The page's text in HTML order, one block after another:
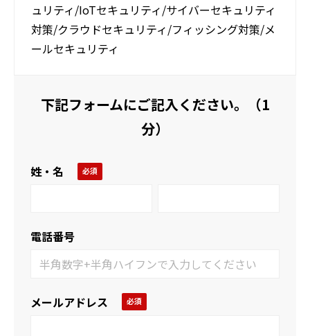
ュリティ/IoTセキュリティ/サイ​バーセキュリティ
対策/クラウドセキュリティ/​フィッシング対策/メ
ールセキュリティ
下記フォームにご記入ください。（1
分）
姓・名
電話番号
メールアドレス